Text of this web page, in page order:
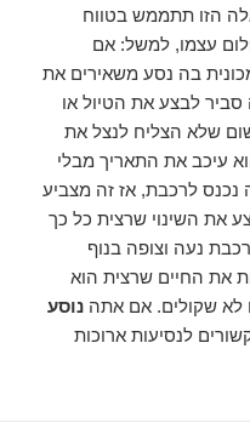
הזו תתממש בטווח
עצמו, למשל: אם
בה נסע משאירים את
סביר לבצע את הטיול או
שלא הצליח לנצל את
עיכב את התאריך מבלי
לרכבת, אז זה מצביע
את השינוי שרצית כל כך
נעה וצופה בנוף
את החיים שרצית הוא
לא שקולים. אם אתהנוסע
לנסיעות ארוכות